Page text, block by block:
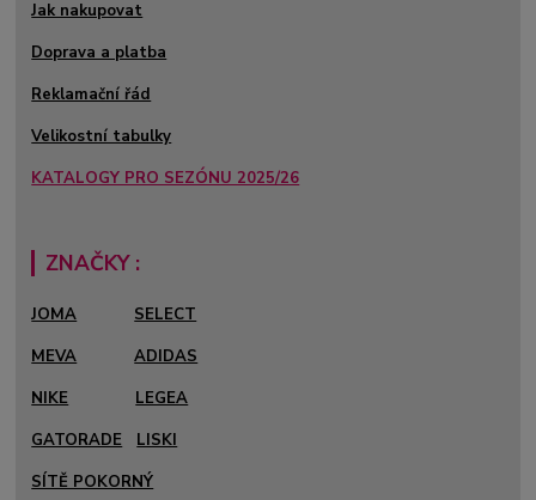
Jak nakupovat
Doprava a platba
Reklamační řád
Velikostní tabulky
KATALOGY PRO SEZÓNU 2025/26
ZNAČKY :
JOMA
SELECT
MEVA
ADIDAS
NIKE
LEGEA
GATORADE
LISKI
SÍTĚ POKORNÝ